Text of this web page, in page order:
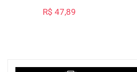
R$ 47,89